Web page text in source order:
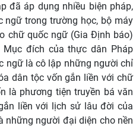
đã áp dụng nhiều biện pháp,
ngữ trong trường học, bộ máy
chữ quốc ngữ (Gia Định báo)
đích của thực dân Pháp
ngữ là cô lập những người chỉ
dân tộc vốn gắn liền với chữ
là phương tiện truyền bá văn
liền với lịch sử lâu đời của
những người đại diện cho nền